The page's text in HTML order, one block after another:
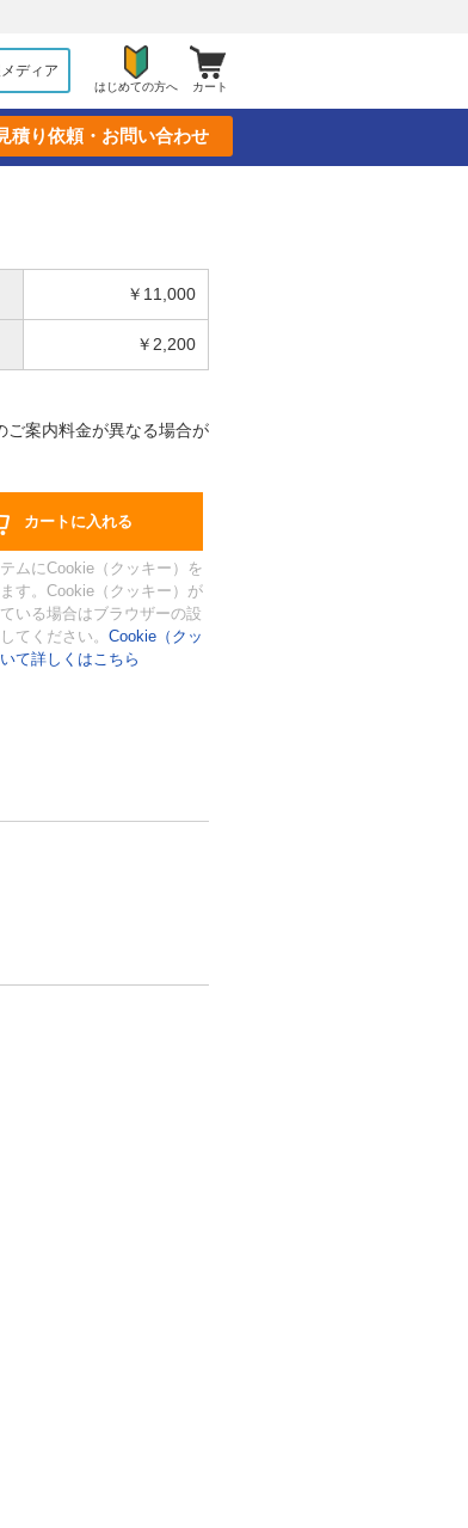
ディア
はじめての方へ カート
積り依頼・お問い合わせ
￥11,000
￥2,200
案内料金が異なる場合が
ムにCookie（クッキー）を
す。Cookie（クッキー）が
いる場合はブラウザーの設
てください。 Cookie（クッ
て詳しくはこちら